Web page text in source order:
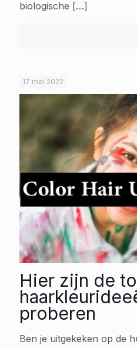
biologische […]
17 mei 2022
Hier zijn de
proberen
Ben je uitgekeken op de